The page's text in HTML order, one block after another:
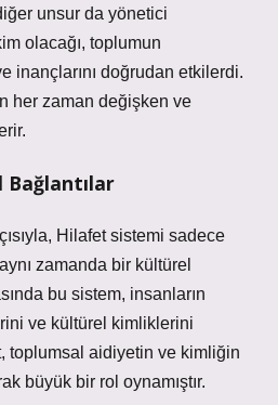
unsur da yönetici
olacağı, toplumun
inançlarını doğrudan etkilerdi.
her zaman değişken ve
Hilafet sistemi sadece
zamanda bir kültürel
bu sistem, insanların
ve kültürel kimliklerini
, toplumsal aidiyetin ve kimliğin
büyük bir rol oynamıştır.